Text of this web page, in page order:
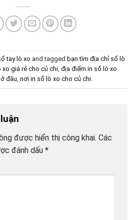
tay lò xo and tagged bạn tìm địa chỉ sổ lò
xo giá rẻ cho củ chi, địa điểm in sổ lò xo
đâu, nơi in sổ lò xo cho củ chi.
được hiển thị công khai. Các
đánh dấu *